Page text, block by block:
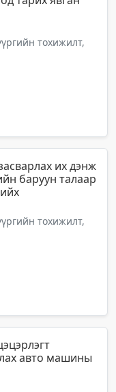
тохижилт,
их дэнж
баруун талаар
тохижилт,
авто машины